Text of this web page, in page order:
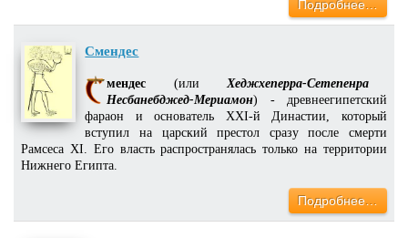
Подробнее…
Смендес
мендес (или Хеджхеперра-Сетепенра
Несбанебджед-Мериамон) - древнеегипетский
фараон и основатель XXI-й Династии, который
вступил на царский престол сразу после смерти
Рамсеса XI. Его власть распространялась только на территории
Нижнего Египта.
Подробнее…